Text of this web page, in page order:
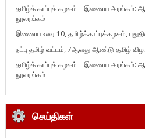
தமிழ்க் காப்புக் கழகம் – இணைய அரங்கம்:
நூலரங்கம்
இணைய உரை 10, தமிழ்க்காப்புக்கழகம்,
நட்பு தமிழ் வட்டம், 7ஆவது ஆண்டு தமிழ்
தமிழ்க் காப்புக் கழகம் – இணைய அரங்கம்:
நூலரங்கம்
செய்திகள்